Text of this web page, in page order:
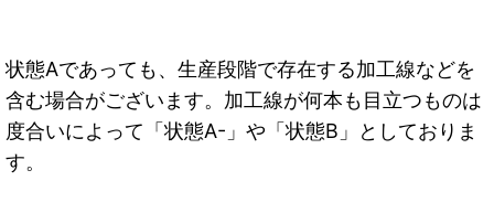
状態Aであっても、生産段階で存在する加工線などを
含む場合がございます。加工線が何本も目立つものは
度合いによって「状態A-」や「状態B」としておりま
す。